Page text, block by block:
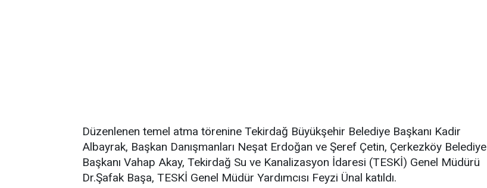
Düzenlenen temel atma törenine Tekirdağ Büyükşehir Belediye Başkanı Kadir
Albayrak, Başkan Danışmanları Neşat Erdoğan ve Şeref Çetin, Çerkezköy Belediye
Başkanı Vahap Akay, Tekirdağ Su ve Kanalizasyon İdaresi (TESKİ) Genel Müdürü
Dr.Şafak Başa, TESKİ Genel Müdür Yardımcısı Feyzi Ünal katıldı.